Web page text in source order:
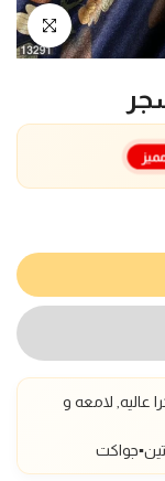
انقر للتكبير
عاليه, لامعه و